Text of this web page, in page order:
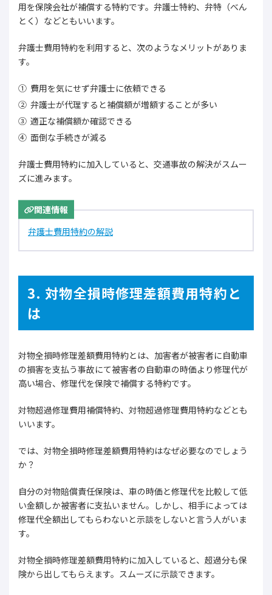
用を保険会社が補償する特約です。弁護士特約、弁特（べん
とく）などともいいます。
弁護士費用特約を利用すると、次のようなメリットがありま
す。
費用を気にせず弁護士に依頼できる
弁護士が代理すると補償額が増額することが多い
適正な補償額か確認できる
面倒な手続きが減る
弁護士費用特約に加入していると、交通事故の解決がスムー
ズに進みます。
関連情報
弁護士費用特約の解説
3. 対物全損時修理差額費用特約と
は
対物全損時修理差額費用特約とは、加害者が被害者に自動車
の損害を支払う事故にて被害者の自動車の時価より修理代が
高い場合、修理代を保険で補償する特約です。
対物超過修理費用補償特約、対物超過修理費用特約などとも
いいます。
では、対物全損時修理差額費用特約はなぜ必要なのでしょう
か？
自分の対物賠償責任保険は、車の時価と修理代を比較して低
い金額しか被害者に支払いません。しかし、相手によっては
修理代全額出してもらわないと示談をしないと言う人がいま
す。
対物全損時修理差額費用特約に加入していると、超過分も保
険から出してもらえます。スムーズに示談できます。